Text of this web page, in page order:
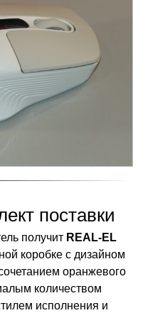
поставки
получит REAL-EL
коробке с дизайном
оранжевого
количеством
исполнения и